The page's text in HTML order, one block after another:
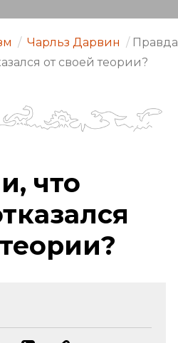
/ Чарльз Дарвин / Правда
от своей теории?
что